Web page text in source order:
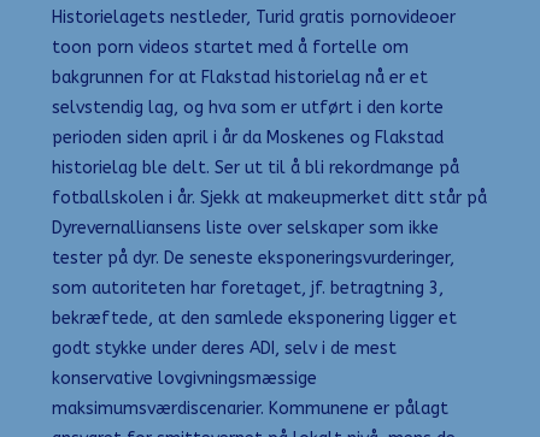
Historielagets nestleder, Turid gratis pornovideoer
toon porn videos startet med å fortelle om
bakgrunnen for at Flakstad historielag nå er et
selvstendig lag, og hva som er utført i den korte
perioden siden april i år da Moskenes og Flakstad
historielag ble delt. Ser ut til å bli rekordmange på
fotballskolen i år. Sjekk at makeupmerket ditt står på
Dyrevernalliansens liste over selskaper som ikke
tester på dyr. De seneste eksponeringsvurderinger,
som autoriteten har foretaget, jf. betragtning 3,
bekræftede, at den samlede eksponering ligger et
godt stykke under deres ADI, selv i de mest
konservative lovgivningsmæssige
maksimumsværdiscenarier. Kommunene er pålagt